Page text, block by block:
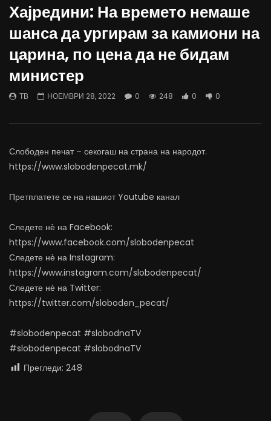
09:38
07.08.2026
АВГУСТ 7, 2026
0
1.4K 15
Вести на „Слободен
06.08.2026
Хајредини: На времето немаше
шанса да ургирам за камиони на
царина, по цена да не бидам
министер
ТВ НОЕМВРИ 28, 2022 0 248 0 0
Слободен печат – секогаш на страна на народот.
https://www.slobodenpecat.mk/
Претплатете се на нашиот Youtube канал
Следете нѐ на Facebook:
https://www.facebook.com/slobodenpecat
Следете нѐ на Instagram:
https://www.instagram.com/slobodenpecat/
Следете нѐ на Twitter:
https://twitter.com/sloboden_pecat/
#slobodenpecat #slobodnaTV
#slobodenpecat #slobodnaTV
Прегледи: 248